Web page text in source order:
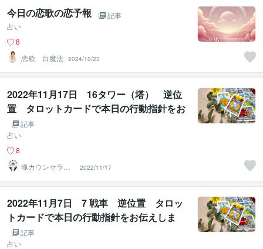
今日の恋歌の恋予報
記事
占い
8
恋歌 白魔法 2024/10/23
2022年11月17日 16タワー（塔） 逆位
置 タロットカードで本日の行動指針をお
伝えします。
記事
占い
8
魂カウンセラー
✨ あきほ（aki
ho）
2022/11/17
2022年11月7日 7 戦車 逆位置 タロッ
トカードで本日の行動指針をお伝えしま
す。記事
占い